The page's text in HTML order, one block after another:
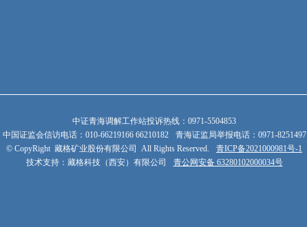
中证青海调解工作站投诉热线：0971-5504853
中国证监会信访电话：010-66219166 66210182
青海证监局举报电话：0971-8251497
© CopyRight 藏格矿业股份有限公司 All Rights Reserved.
青ICP备2021000981号-1
技术支持：藏格科技（西安）有限公司
青公网安备 63280102000034号